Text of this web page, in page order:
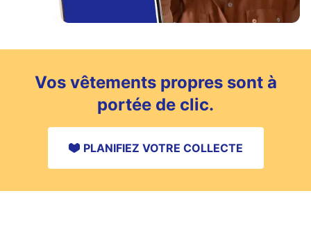
Vos vêtements propres sont à
portée de clic.
PLANIFIEZ VOTRE COLLECTE